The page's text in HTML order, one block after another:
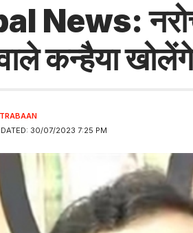
News:
कन्हैया
30/07/2023 7:25 PM